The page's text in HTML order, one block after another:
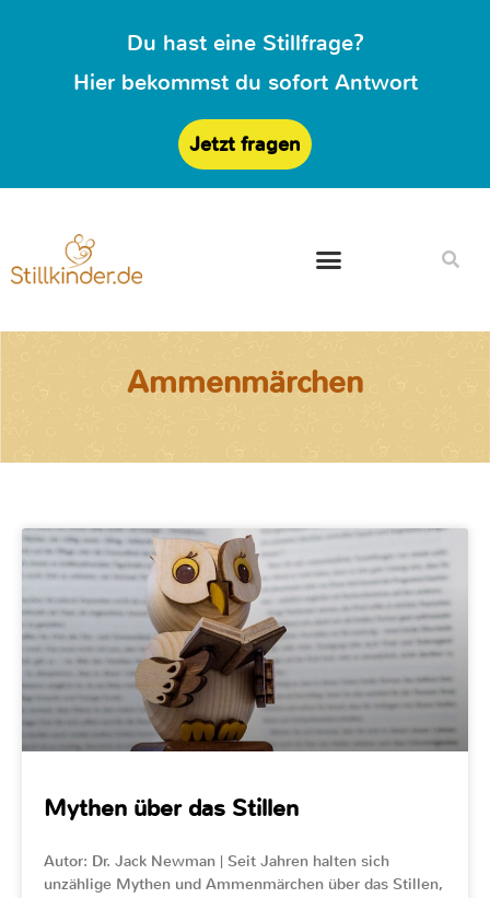
Du hast eine Stillfrage?
Hier bekommst du sofort Antwort
Jetzt fragen
Ammenmärchen
Mythen über das Stillen
Autor: Dr. Jack Newman | Seit Jahren halten sich
unzählige Mythen und Ammenmärchen über das Stillen,